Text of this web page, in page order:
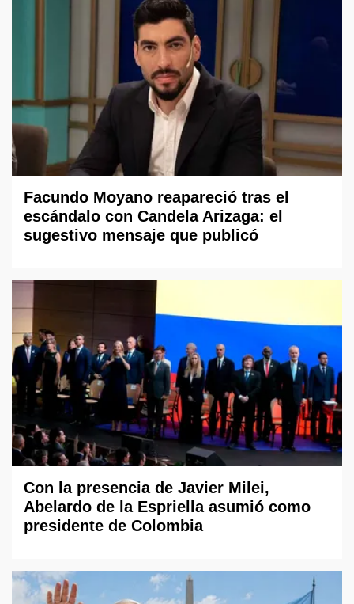
Facundo Moyano reapareció tras el
escándalo con Candela Arizaga: el
sugestivo mensaje que publicó
Con la presencia de Javier Milei,
Abelardo de la Espriella asumió como
presidente de Colombia